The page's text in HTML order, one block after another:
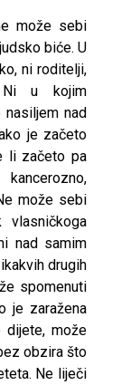
može sebi
biće. U
ni roditelji,
u kojim
nad
je začeto
li začeto pa
može sebi
vlasničkoga
nad samim
drugih
spomenuti
je zaražena
dijete, može
obzira što
Ne liječi